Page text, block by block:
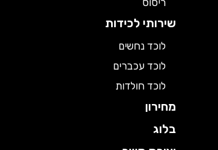
שירותי לכידות
לוכד נחשים
לוכד עכברים
לוכד חולדות
מחירון
בלוג